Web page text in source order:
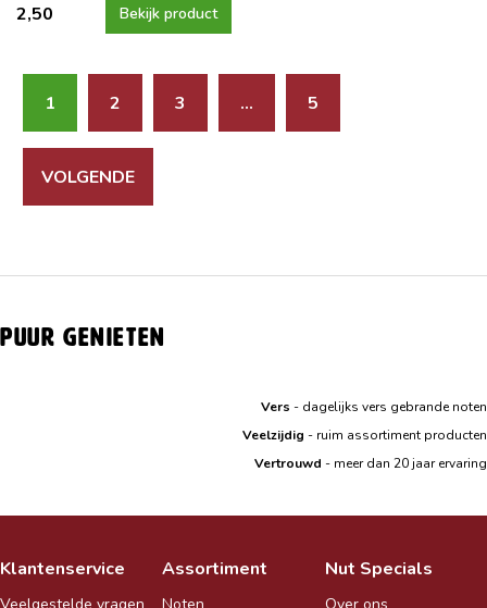
2,50 Bekijk product
1 2 3 … 5
Puur genieten
Vers - dagelijks vers gebrande noten
|
Veelzijdig - ruim assortiment producten
|
Vertrouwd - meer dan 20 jaar ervaring
Klantenservice Assortiment Nut Specials